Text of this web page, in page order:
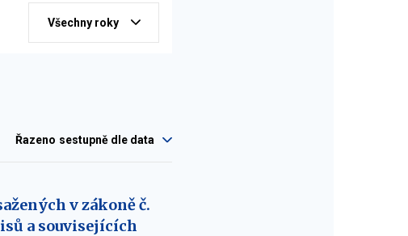
Všechny roky
Řazeno sestupně dle data
v zákoně č.
a souvisejících